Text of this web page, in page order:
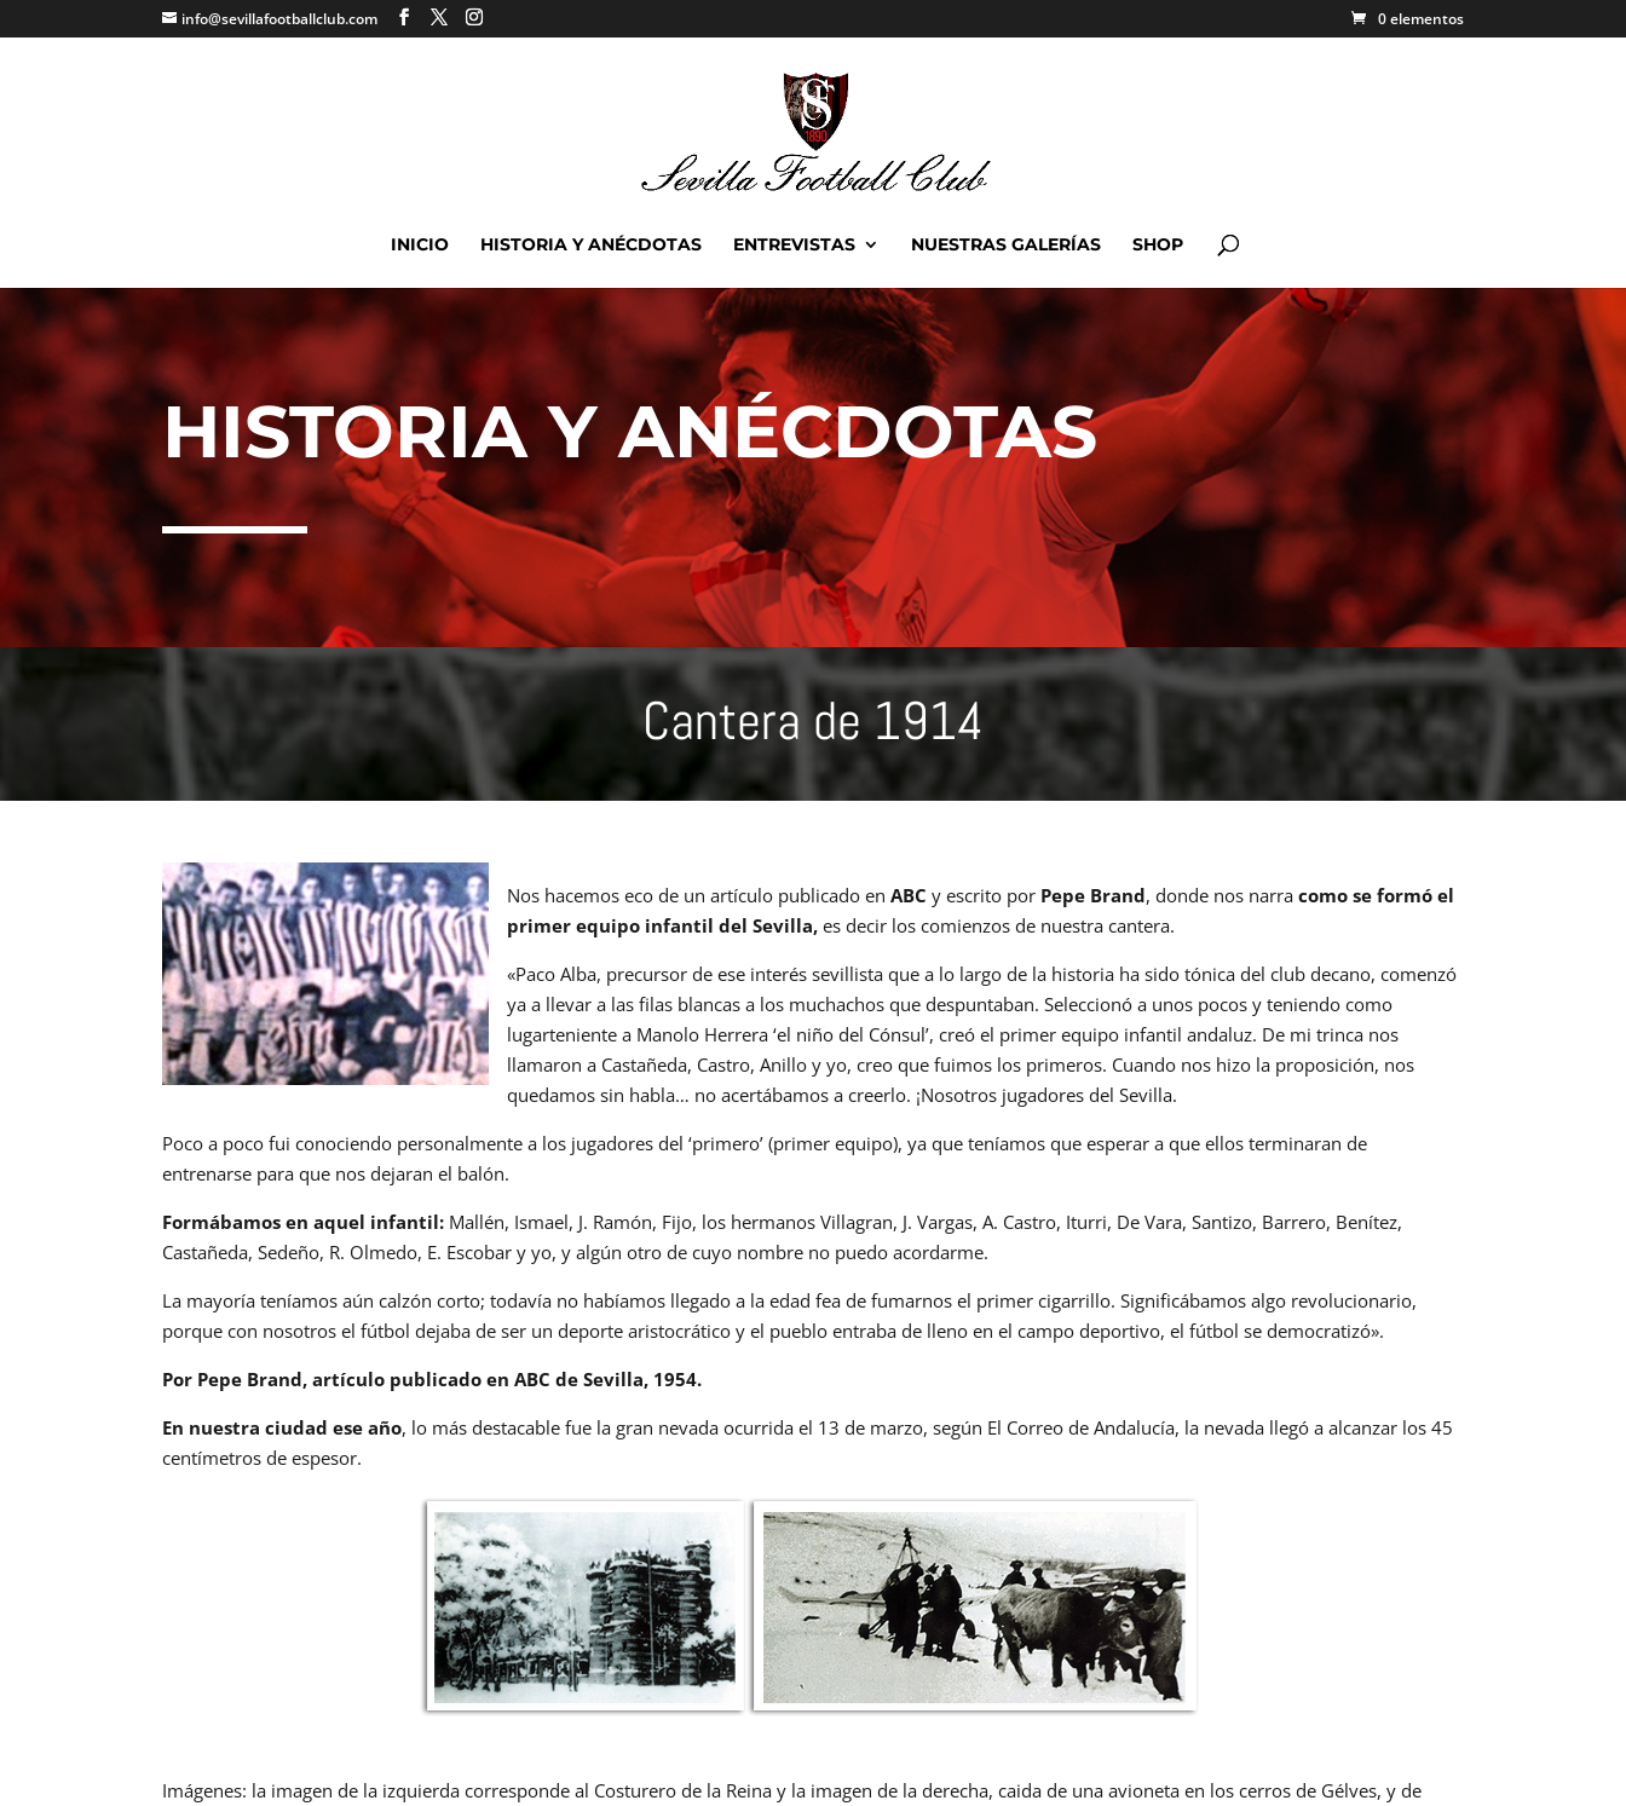
info@sevillafootballclub.com 0 elementos
INICIO HISTORIA Y ANÉCDOTAS ENTREVISTAS NUESTRAS GALERÍAS SHOP
HISTORIA Y ANÉCDOTAS
Cantera de 1914
Nos hacemos eco de un artículo publicado enABC y escrito por Pepe Brand, donde nos narracomo se formó el
primer equipo infantil del Sevilla,es decir los comienzos de nuestra cantera.
«Paco Alba, precursor de ese interés sevillista que a lo largo de la historia ha sido tónica del club decano, comenzó
ya a llevar a las filas blancas a los muchachos que despuntaban. Seleccionó a unos pocos y teniendo como
lugarteniente a Manolo Herrera ‘el niño del Cónsul’, creó el primer equipo infantil andaluz. De mi trinca nos
llamaron a Castañeda, Castro, Anillo y yo, creo que fuimos los primeros. Cuando nos hizo la proposición, nos
quedamos sin habla… no acertábamos a creerlo. ¡Nosotros jugadores del Sevilla.
Poco a poco fui conociendo personalmente a los jugadores del ‘primero’ (primer equipo), ya que teníamos que esperar a que ellos terminaran de
entrenarse para que nos dejaran el balón.
Formábamos en aquel infantil: Mallén, Ismael, J. Ramón, Fijo, los hermanos Villagran, J. Vargas, A. Castro, Iturri, De Vara, Santizo, Barrero, Benítez,
Castañeda, Sedeño, R. Olmedo, E. Escobar y yo, y algún otro de cuyo nombre no puedo acordarme.
La mayoría teníamos aún calzón corto; todavía no habíamos llegado a la edad fea de fumarnos el primer cigarrillo. Significábamos algo revolucionario,
porque con nosotros el fútbol dejaba de ser un deporte aristocrático y el pueblo entraba de lleno en el campo deportivo, el fútbol se democratizó».
Por Pepe Brand, artículo publicado en ABC de Sevilla, 1954.
En nuestra ciudad ese año, lo más destacable fue la gran nevada ocurrida el 13 de marzo, según El Correo de Andalucía, la nevada llegó a alcanzar los 45
centímetros de espesor.
Imágenes: la imagen de la izquierda corresponde al Costurero de la Reina y la imagen de la derecha, caida de una avioneta en los cerros de Gélves, y de